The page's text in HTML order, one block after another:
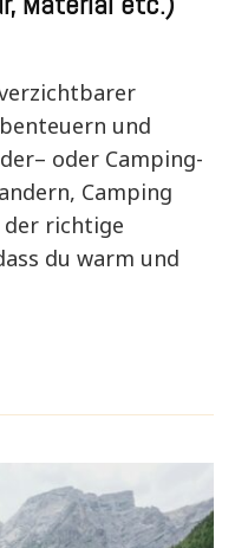
und
oder Camping-
Camping
der richtige
du warm und